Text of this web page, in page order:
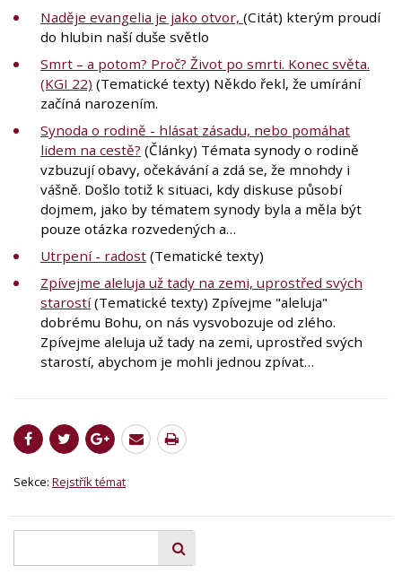
Naděje evangelia je jako otvor, (Citát) kterým proudí
do hlubin naší duše světlo
Smrt – a potom? Proč? Život po smrti. Konec světa.
(KGI 22) (Tematické texty) Někdo řekl, že umírání
začíná narozením.
Synoda o rodině - hlásat zásadu, nebo pomáhat
lidem na cestě? (Články) Témata synody o rodině
vzbuzují obavy, očekávání a zdá se, že mnohdy i
vášně. Došlo totiž k situaci, kdy diskuse působí
dojmem, jako by tématem synody byla a měla být
pouze otázka rozvedených a…
Utrpení - radost (Tematické texty)
Zpívejme aleluja už tady na zemi, uprostřed svých
starostí(Tematické texty) Zpívejme "aleluja"
dobrému Bohu, on nás vysvobozuje od zlého.
Zpívejme aleluja už tady na zemi, uprostřed svých
starostí, abychom je mohli jednou zpívat…
Sekce: Rejstřík témat